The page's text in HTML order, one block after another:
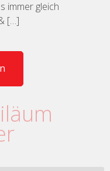
immer gleich
[…]